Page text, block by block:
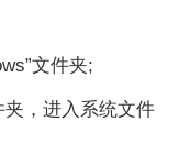
文件夹;
，进入系统文件